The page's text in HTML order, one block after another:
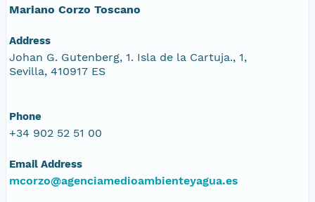
Mariano Corzo Toscano
Address
Johan G. Gutenberg, 1. Isla de la Cartuja., 1,
Sevilla, 410917 ES
Phone
+34 902 52 51 00
Email Address
mcorzo@agenciamedioambienteyagua.es